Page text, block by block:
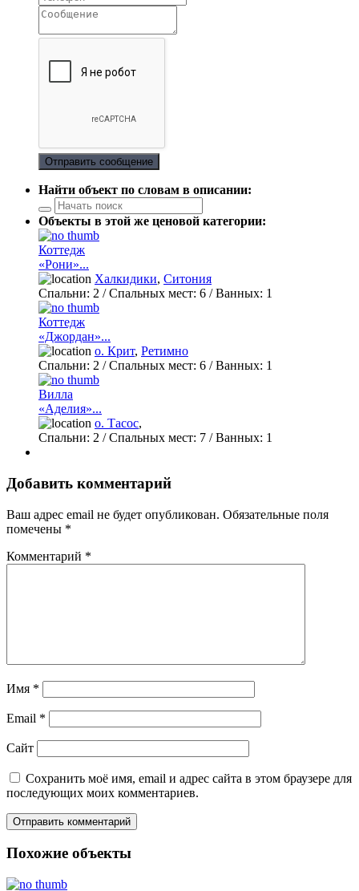
Отправить сообщение
Найти объект по словам в описании:
Объекты в этой же ценовой категории:
Коттедж
«Рони»...
Халкидики, Ситония
Спальни: 2 / Спальных мест: 6 /Ванных: 1
Коттедж
«Джордан»...
о. Крит, Ретимно
Спальни: 2 / Спальных мест: 6 /Ванных: 1
Вилла
«Аделия»...
о. Тасос,
Спальни: 2 / Спальных мест: 7 /Ванных: 1
Добавить комментарий
Ваш адрес email не будет опубликован. Обязательные поля
помечены *
Комментарий *
Имя *
Email *
Сайт
Сохранить моё имя, email и адрес сайта в этом браузере для
последующих моих комментариев.
Похожие объекты